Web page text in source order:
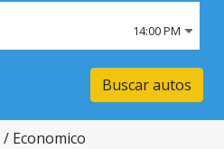
14:00 PM
Buscar autos
/ Economico